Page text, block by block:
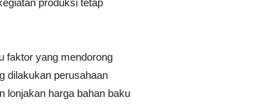
produksi tetap
faktor yang mendorong
dilakukan perusahaan
lonjakan harga bahan baku